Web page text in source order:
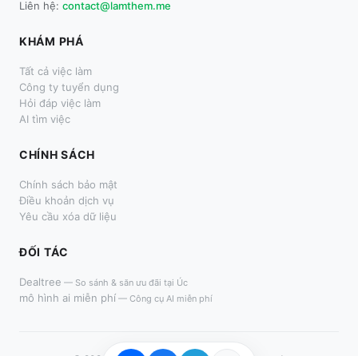
Liên hệ: contact@lamthem.me
KHÁM PHÁ
Tất cả việc làm
Công ty tuyển dụng
Hỏi đáp việc làm
AI tìm việc
CHÍNH SÁCH
Chính sách bảo mật
Điều khoản dịch vụ
Yêu cầu xóa dữ liệu
ĐỐI TÁC
Dealtree — So sánh & săn ưu đãi tại Úc
mô hình ai miễn phí — Công cụ AI miễn phí